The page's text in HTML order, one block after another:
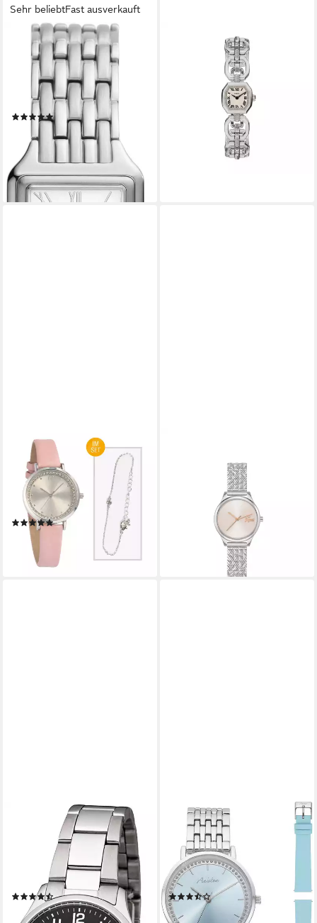
Sehr beliebtFast ausverkauft
FOSSIL
Quarzuhr RAQUEL ES5221,
Armbanduhr, Damenuhr,
Datum, analog,
Edelstahlarmband
(49)
ab 166,65 € UVP 179,00 €
-7%
lieferbar - in 1-2 Werktagen bei dir
+13
Quarzuhr Harlow ES5485,
Armbanduhr, Damenuhr,
Edelstahlarmband, analog
lieferbar - in 1-2 Werktagen bei dir
MIRAVAL
Quarzuhr Damen
Armbanduhr Rosé Analog,
Roséfarbenes
Kunstlederarmband
(1)
8,90 €
lieferbar - in 2-3 Werktagen bei dir
2001501, Armbanduhr,
Damenuhr, Edelstahlarmband,
lieferbar - in 1-2 Werktagen bei dir
Quarzuhr F1566 - 31254497,
Armbanduhr, Damenuhr,
Leuchtzeiger,
Edelstahlarmband, Ø ca.
27mm
(6)
ab 44,42 € UVP49,90 €
ANISTON JEWELRY & WATCHES
Quarzuhr, (Set, 2-tlg., mit
Wechselband), Armbanduhr,
Damenuhr, Ideal auch als
Geschenk, neue Kollektion
(7)
29,15 € 49,99 €